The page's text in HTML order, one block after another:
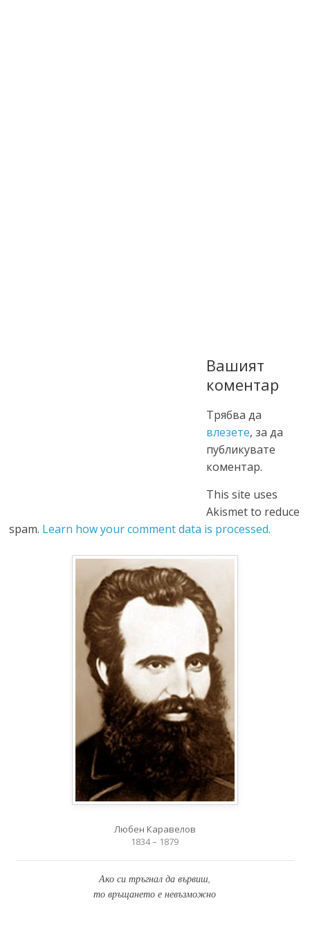
Вашият
коментар
Трябва да
влезете, за да
публикувате
коментар.
This site uses
Akismet to reduce
spam. Learn how your comment data is processed.
Любен Каравелов
1834 – 1879
Ако си тръгнал да вървиш,
то връщането е невъзможно